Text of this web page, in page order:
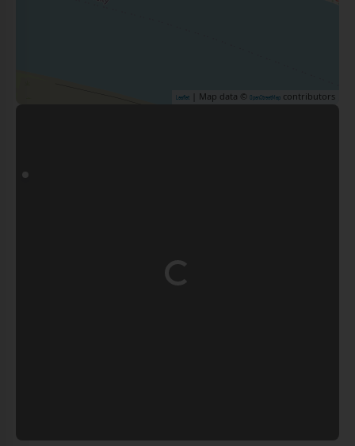
Leaflet | Map data © OpenStreetMap contributors